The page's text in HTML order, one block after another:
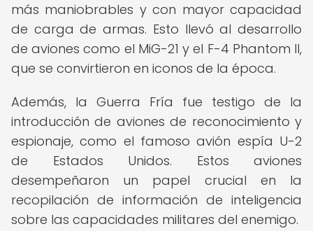
más maniobrables y con mayor capacidad
de carga de armas. Esto llevó al desarrollo
de aviones como el MiG-21 y el F-4 Phantom II,
que se convirtieron en iconos de la época.
Además, la Guerra Fría fue testigo de la
introducción de aviones de reconocimiento y
espionaje, como el famoso avión espía U-2
de Estados Unidos. Estos aviones
desempeñaron un papel crucial en la
recopilación de información de inteligencia
sobre las capacidades militares del enemigo.